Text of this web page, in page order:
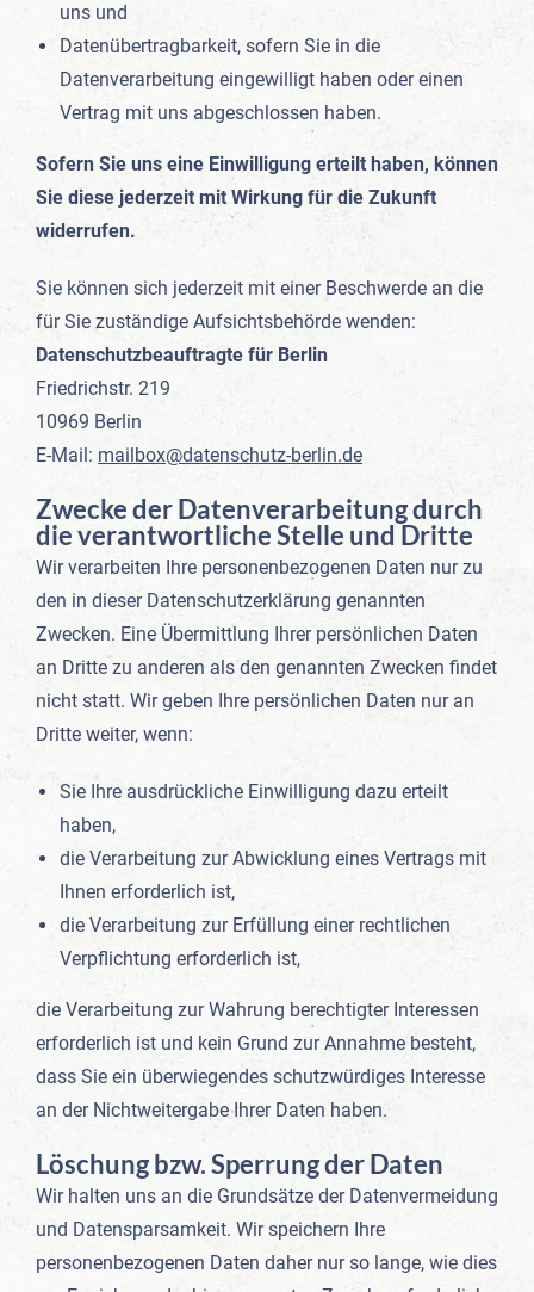
uns und
Datenübertragbarkeit, sofern Sie in die
Datenverarbeitung eingewilligt haben oder einen
Vertrag mit uns abgeschlossen haben.
Sofern Sie uns eine Einwilligung erteilt haben, können
Sie diese jederzeit mit Wirkung für die Zukunft
widerrufen.
Sie können sich jederzeit mit einer Beschwerde an die
für Sie zuständige Aufsichtsbehörde wenden:
Datenschutzbeauftragte für Berlin
Friedrichstr. 219
10969 Berlin
E-Mail: mailbox@datenschutz-berlin.de
Zwecke der Datenverarbeitung durch
die verantwortliche Stelle und Dritte
Wir verarbeiten Ihre personenbezogenen Daten nur zu
den in dieser Datenschutzerklärung genannten
Zwecken. Eine Übermittlung Ihrer persönlichen Daten
an Dritte zu anderen als den genannten Zwecken findet
nicht statt. Wir geben Ihre persönlichen Daten nur an
Dritte weiter, wenn:
Sie Ihre ausdrückliche Einwilligung dazu erteilt
haben,
die Verarbeitung zur Abwicklung eines Vertrags mit
Ihnen erforderlich ist,
die Verarbeitung zur Erfüllung einer rechtlichen
Verpflichtung erforderlich ist,
die Verarbeitung zur Wahrung berechtigter Interessen
erforderlich ist und kein Grund zur Annahme besteht,
dass Sie ein überwiegendes schutzwürdiges Interesse
an der Nichtweitergabe Ihrer Daten haben.
Löschung bzw. Sperrung der Daten
Wir halten uns an die Grundsätze der Datenvermeidung
und Datensparsamkeit. Wir speichern Ihre
personenbezogenen Daten daher nur so lange, wie dies